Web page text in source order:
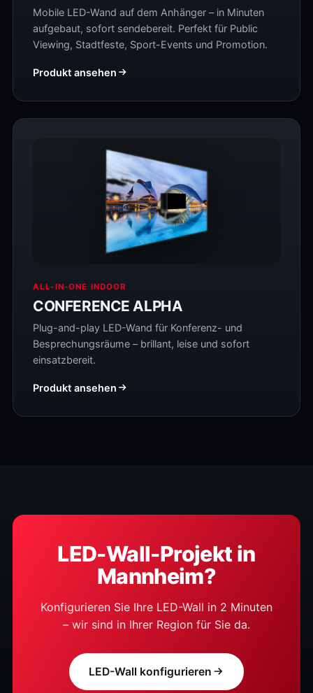
Mobile LED-Wand auf dem Anhänger – in Minuten
aufgebaut, sofort sendebereit. Perfekt für Public
Viewing, Stadtfeste, Sport-Events und Promotion.
Produkt ansehen
ALL-IN-ONE INDOOR
CONFERENCE ALPHA
Plug-and-play LED-Wand für Konferenz- und
Besprechungsräume – brillant, leise und sofort
einsatzbereit.
Produkt ansehen
LED-Wall-Projekt in
Mannheim?
Konfigurieren Sie Ihre LED-Wall in 2 Minuten
– wir sind in Ihrer Region für Sie da.
LED-Wall konfigurieren